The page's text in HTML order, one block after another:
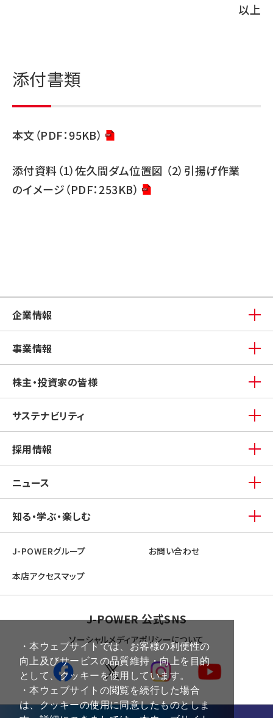
・本ウェブサイトでは、お客様の利便性の
向上及びサービスの品質維持・向上を目的
として、クッキーを使用しています。
・本ウェブサイトの閲覧を続行した場合
は、クッキーの使用に同意したものとしま
以上
添付書類
本文（PDF：95KB）
添付資料（1）佐久間ダム位置図 （2）引揚げ作業
のイメージ（PDF：253KB）
企業情報
事業情報
株主・投資家の皆様
サステナビリティ
採用情報
ニュース
知る・学ぶ・楽しむ
J-POWERグループ お問い合わせ
本店アクセスマップ
J-POWER 公式SNS
ソーシャルメディアポリシーについて